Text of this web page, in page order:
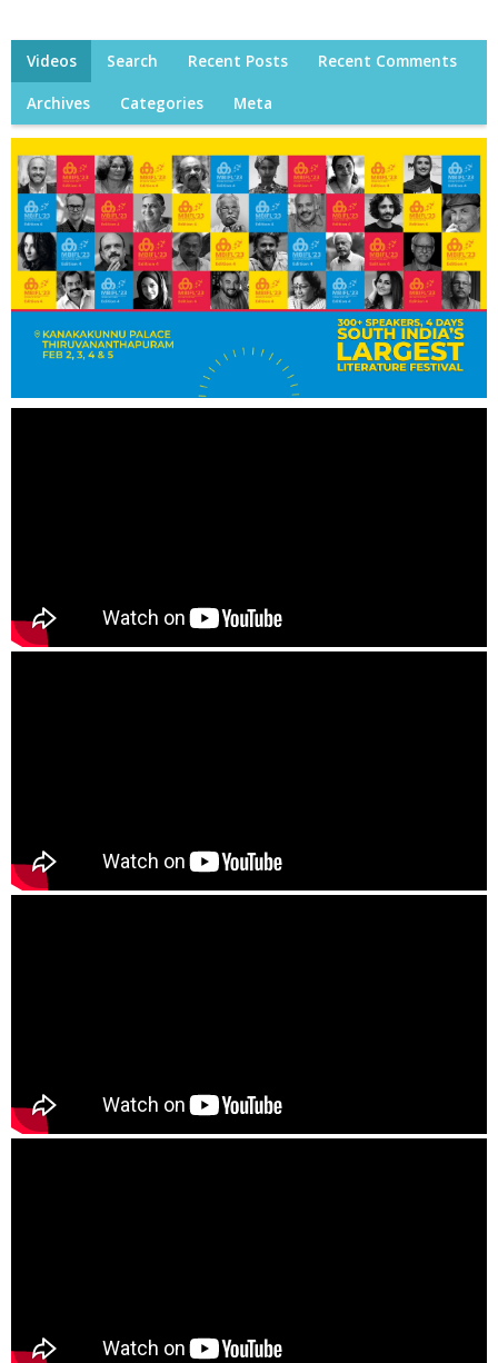
Videos Search Recent Posts Recent Comments
Archives Categories Meta